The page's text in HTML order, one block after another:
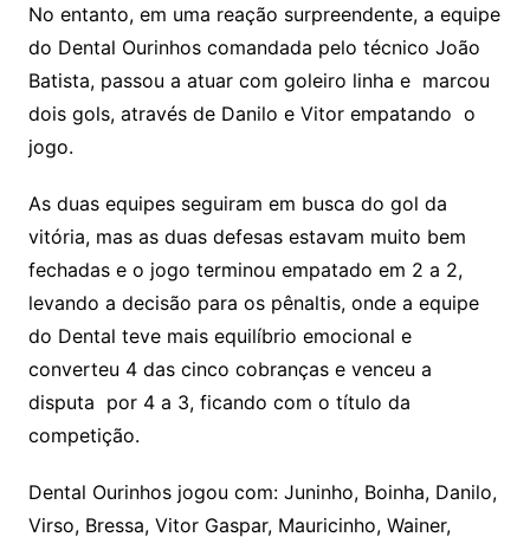
No entanto, em uma reação surpreendente, a equipe
do Dental Ourinhos comandada pelo técnico João
Batista, passou a atuar com goleiro linha e marcou
dois gols, através de Danilo e Vitor empatando o
jogo.
As duas equipes seguiram em busca do gol da
vitória, mas as duas defesas estavam muito bem
fechadas e o jogo terminou empatado em 2 a 2,
levando a decisão para os pênaltis, onde a equipe
do Dental teve mais equilíbrio emocional e
converteu 4 das cinco cobranças e venceu a
disputa por 4 a 3, ficando com o título da
competição.
Dental Ourinhos jogou com: Juninho, Boinha, Danilo,
Virso, Bressa, Vitor Gaspar, Mauricinho, Wainer,